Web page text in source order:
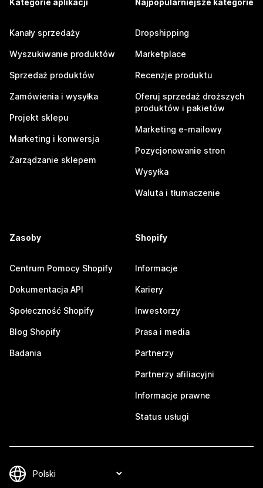
Kategorie aplikacji
Kanały sprzedaży
Wyszukiwanie produktów
Sprzedaż produktów
Zamówienia i wysyłka
Projekt sklepu
Marketing i konwersja
Zarządzanie sklepem
Najpopularniejsze kategorie
Dropshipping
Marketplace
Recenzje produktu
Oferuj sprzedaż droższych
produktów i pakietów
Marketing e-mailowy
Pozycjonowanie stron
Wysyłka
Waluta i tłumaczenie
Zasoby
Centrum Pomocy Shopify
Dokumentacja API
Społeczność Shopify
Blog Shopify
Badania
Shopify
Informacje
Kariery
Inwestorzy
Prasa i media
Partnerzy
Partnerzy afiliacyjni
Informacje prawne
Status usługi